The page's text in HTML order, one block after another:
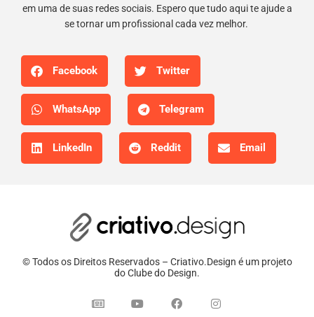
em uma de suas redes sociais. Espero que tudo aqui te ajude a
se tornar um profissional cada vez melhor.
Facebook Twitter
WhatsApp Telegram
LinkedIn Reddit Email
© Todos os Direitos Reservados – Criativo.Design é um projeto
do Clube do Design.